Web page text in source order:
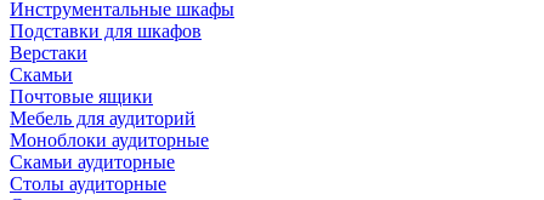
Инструментальные шкафы
Подставки для шкафов
Верстаки
Скамьи
Почтовые ящики
Мебель для аудиторий
Моноблоки аудиторные
Скамьи аудиторные
Столы аудиторные